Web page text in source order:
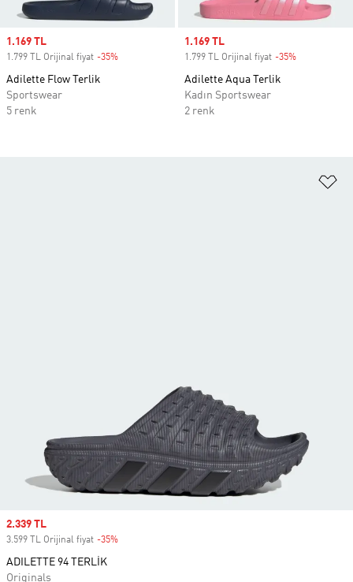
Sale price
1.169 TL
1.799 TL Orijinal fiyat -35%
Adilette Flow Terlik
Sportswear
5 renk
Sale price
1.169 TL
1.799 TL Orijinal fiyat -35%
Adilette Aqua Terlik
Kadın Sportswear
2 renk
Sale price
2.339 TL
3.599 TL Orijinal fiyat -35%
ADILETTE 94 TERLİK
Originals